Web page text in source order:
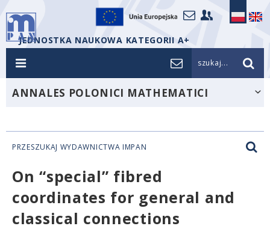
JEDNOSTKA NAUKOWA KATEGORII A+
szukaj...
ANNALES POLONICI MATHEMATICI
PRZESZUKAJ WYDAWNICTWA IMPAN
On “special” fibred
coordinates for general and
classical connections